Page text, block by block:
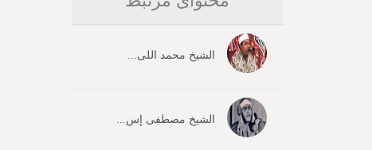
الشیخ محمد اللی...
الشیخ مصطفی إس...